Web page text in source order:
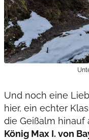
Und noch eine
hier, ein echter
die Geißalm hinauf
König Max I. von